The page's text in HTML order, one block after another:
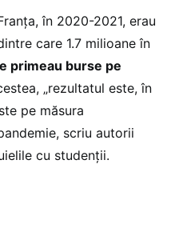
în 2020-2021, erau
care 1.7 milioane în
primeau burse pe
„rezultatul este, în
pe măsura
scriu autorii
cu studenții.